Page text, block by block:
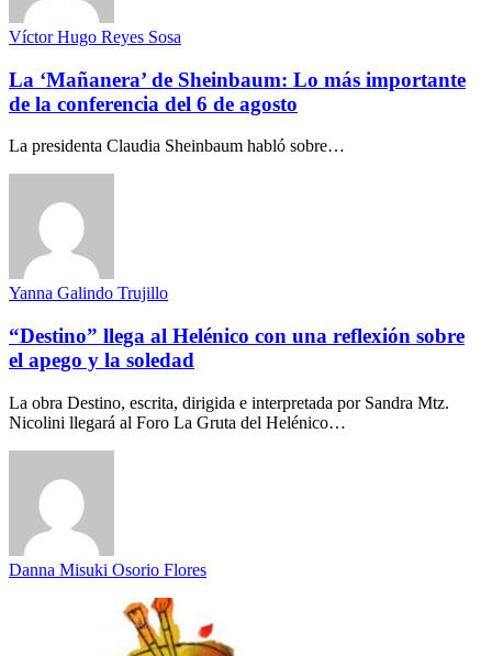
Víctor Hugo Reyes Sosa
La ‘Mañanera’ de Sheinbaum: Lo más importante
de la conferencia del 6 de agosto
La presidenta Claudia Sheinbaum habló sobre…
Yanna Galindo Trujillo
“Destino” llega al Helénico con una reflexión sobre
el apego y la soledad
La obra Destino, escrita, dirigida e interpretada por Sandra Mtz.
Nicolini llegará al Foro La Gruta del Helénico…
Danna Misuki Osorio Flores